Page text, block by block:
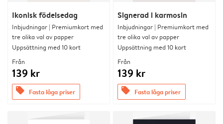
Ikonisk födelsedag
Inbjudningar | Premiumkort med
tre olika val av papper
Uppsättning med 10 kort
Från
139 kr
offers Fasta låga priser
Signerad i karmosin
Inbjudningar | Premiumkort med
tre olika val av papper
Uppsättning med 10 kort
Från
139 kr
offers Fasta låga priser